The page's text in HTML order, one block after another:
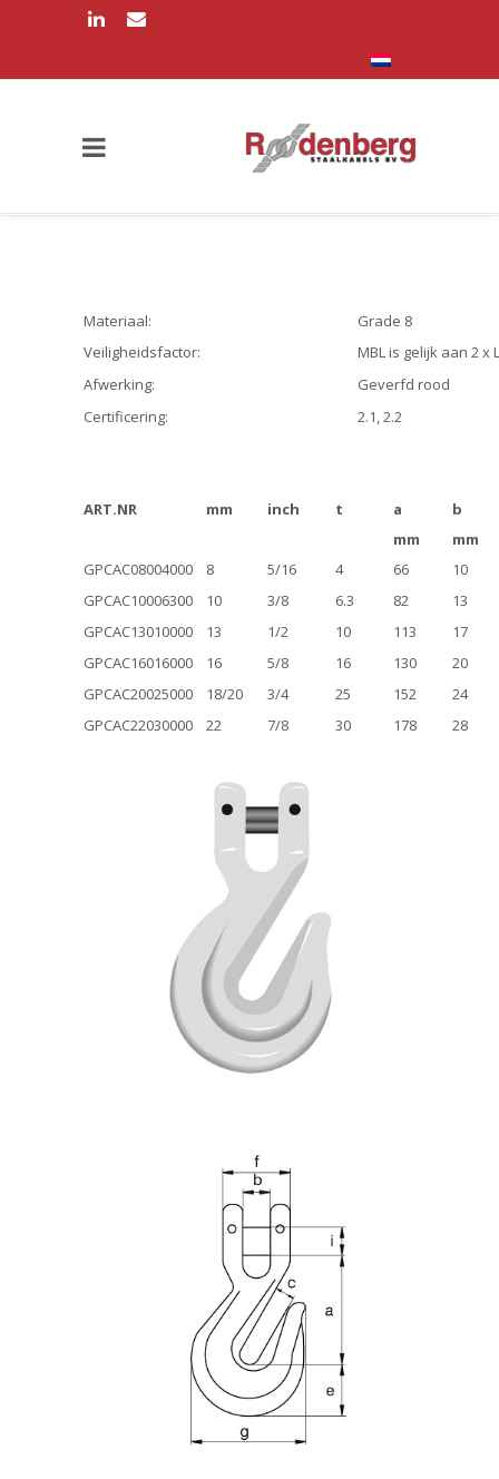
Materiaal:
Grade 8
Veiligheidsfactor:
MBL is gelijk aan 2 x
Afwerking:
Geverfd rood
Certificering:
2.1, 2.2
ART.NR mm inch t a
b
mm
mm
GPCAC08004000
8 5/16 4 66
10
GPCAC10006300
10 3/8 6.3 82
13
GPCAC13010000
13 1/2 10 113
17
GPCAC16016000
16 5/8 16 130
20
GPCAC20025000
18/20 3/4 25 152
24
GPCAC22030000
22 7/8 30 178 28